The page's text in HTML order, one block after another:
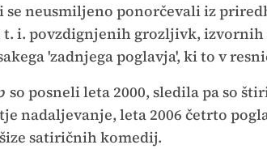
neusmiljeno ponorčevali iz
i. povzdignjenih grozljivk, izvornih
'zadnjega poglavja', ki to v
so posneli leta 2000, sledila pa so
nadaljevanje, leta 2006 četrto
satiričnih komedij.